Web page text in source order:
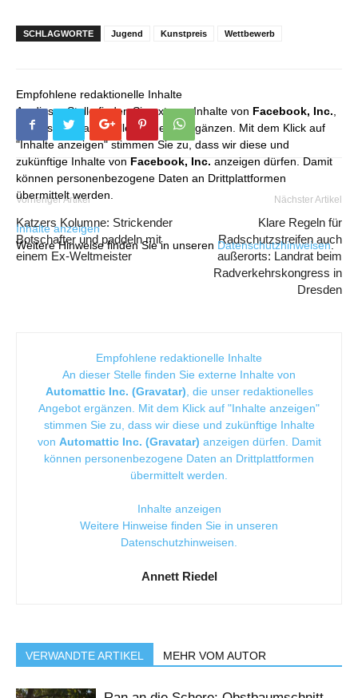
SCHLAGWORTE Jugend Kunstpreis Wettbewerb
Empfohlene redaktionelle Inhalte
An dieser Stelle finden Sie externe Inhalte von Facebook, Inc.
die unser redaktionelles Angebot ergänzen. Mit dem Klick auf
"Inhalte anzeigen" stimmen Sie zu, dass wir diese und
zukünftige Inhalte von Facebook, Inc. anzeigen dürfen. Damit
können personenbezogene Daten an Drittplattformen
übermittelt werden.
Inhalte anzeigen
Weitere Hinweise finden Sie in unseren Datenschutzhinweisen.
Vorheriger Artikel
Katzers Kolumne: Strickender
Botschafter und paddeln mit
einem Ex-Weltmeister
Nächster Artikel
Klare Regeln für
Radschutzstreifen auch
außerorts: Landrat beim
Radverkehrskongress in
Dresden
Empfohlene redaktionelle Inhalte
An dieser Stelle finden Sie externe Inhalte von
Automattic Inc. (Gravatar) , die unser redaktionelles
Angebot ergänzen. Mit dem Klick auf "Inhalte anzeigen"
stimmen Sie zu, dass wir diese und zukünftige Inhalte
von Automattic Inc. (Gravatar) anzeigen dürfen. Damit
können personenbezogene Daten an Drittplattformen
übermittelt werden.
Inhalte anzeigen
Weitere Hinweise finden Sie in unseren
Datenschutzhinweisen
Annett Riedel
VERWANDTE ARTIKEL MEHR VOM AUTOR